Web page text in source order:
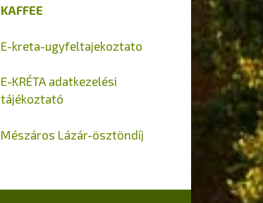
KAFFEE
E-kreta-ugyfeltajekoztato
E-KRÉTA adatkezelési
tájékoztató
Mészáros Lázár-ösztöndíj